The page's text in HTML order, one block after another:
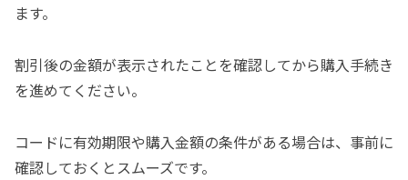
ます。
割引後の金額が表示されたことを確認してから購入手続き
を進めてください。
コードに有効期限や購入金額の条件がある場合は、事前に
確認しておくとスムーズです。